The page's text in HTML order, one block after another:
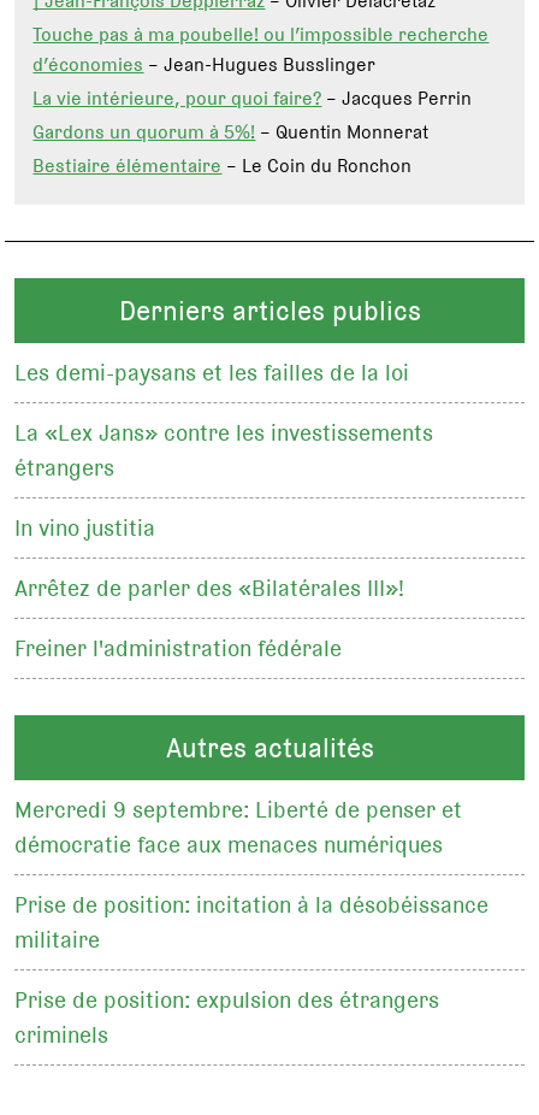
Touche pas à ma poubelle! ou l’impossible recherche
d’économies – Jean-Hugues Busslinger
La vie intérieure, pour quoi faire? – Jacques Perrin
Gardons un quorum à 5%! – Quentin Monnerat
Bestiaire élémentaire – Le Coin du Ronchon
Derniers articles publics
Les demi-paysans et les failles de la loi
La «Lex Jans» contre les investissements
étrangers
In vino justitia
Arrêtez de parler des «Bilatérales III»!
Freiner l'administration fédérale
Autres actualités
Mercredi 9 septembre: Liberté de penser et
démocratie face aux menaces numériques
Prise de position: incitation à la désobéissance
militaire
Prise de position: expulsion des étrangers
criminels